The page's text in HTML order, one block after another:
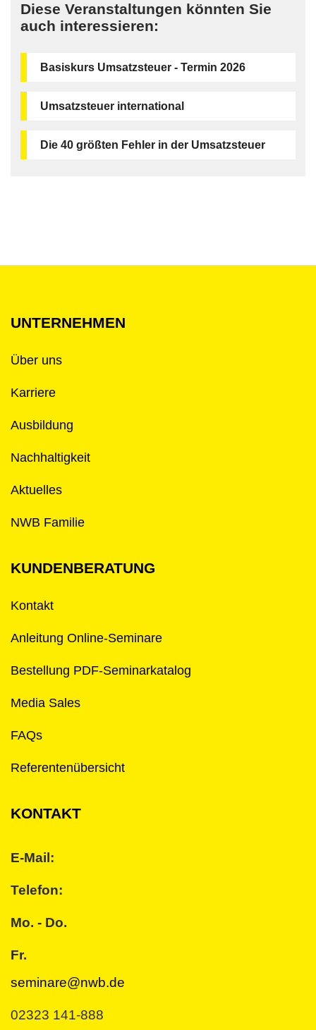
Diese Veranstaltungen könnten Sie
auch interessieren:
Basiskurs Umsatzsteuer - Termin 2026
Umsatzsteuer international
Die 40 größten Fehler in der Umsatzsteuer
UNTERNEHMEN
Über uns
Karriere
Ausbildung
Nachhaltigkeit
Aktuelles
NWB Familie
KUNDENBERATUNG
Kontakt
Anleitung Online-Seminare
Bestellung PDF-Seminarkatalog
Media Sales
FAQs
Referentenübersicht
KONTAKT
E-Mail:
Telefon:
Mo. - Do.
Fr.
seminare@nwb.de
02323 141-888